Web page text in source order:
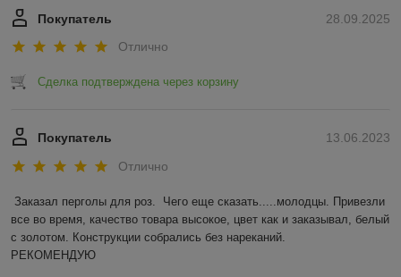
28.09.2025
Покупатель
Отлично
Сделка подтверждена через корзину
13.06.2023
Покупатель
Отлично
Заказал перголы для роз.  Чего еще сказать.....молодцы. Привезли
все во время, качество товара высокое, цвет как и заказывал, белый
с золотом. Конструкции собрались без нареканий.
РЕКОМЕНДУЮ